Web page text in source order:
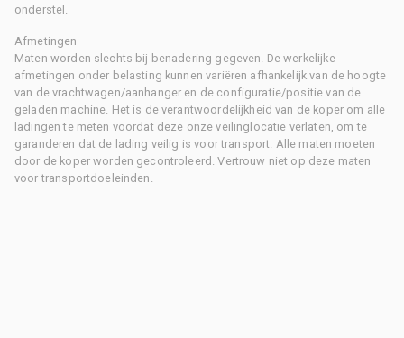
onderstel.
Afmetingen
Maten worden slechts bij benadering gegeven. De werkelijke
afmetingen onder belasting kunnen variëren afhankelijk van de hoogte
van de vrachtwagen/aanhanger en de configuratie/positie van de
geladen machine. Het is de verantwoordelijkheid van de koper om alle
ladingen te meten voordat deze onze veilinglocatie verlaten, om te
garanderen dat de lading veilig is voor transport. Alle maten moeten
door de koper worden gecontroleerd. Vertrouw niet op deze maten
voor transportdoeleinden.